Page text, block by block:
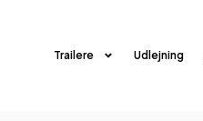
Trailere Udlejning